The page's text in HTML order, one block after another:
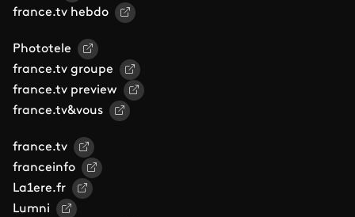
france.tv hebdo
Phototele
france.tv groupe
france.tv preview
france.tv&vous
france.tv
franceinfo
La1ere.fr
Lumni